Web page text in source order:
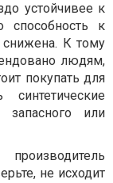
устойчивее к
способность к
снижена. К тому
людям,
покупать для
или
не исходит